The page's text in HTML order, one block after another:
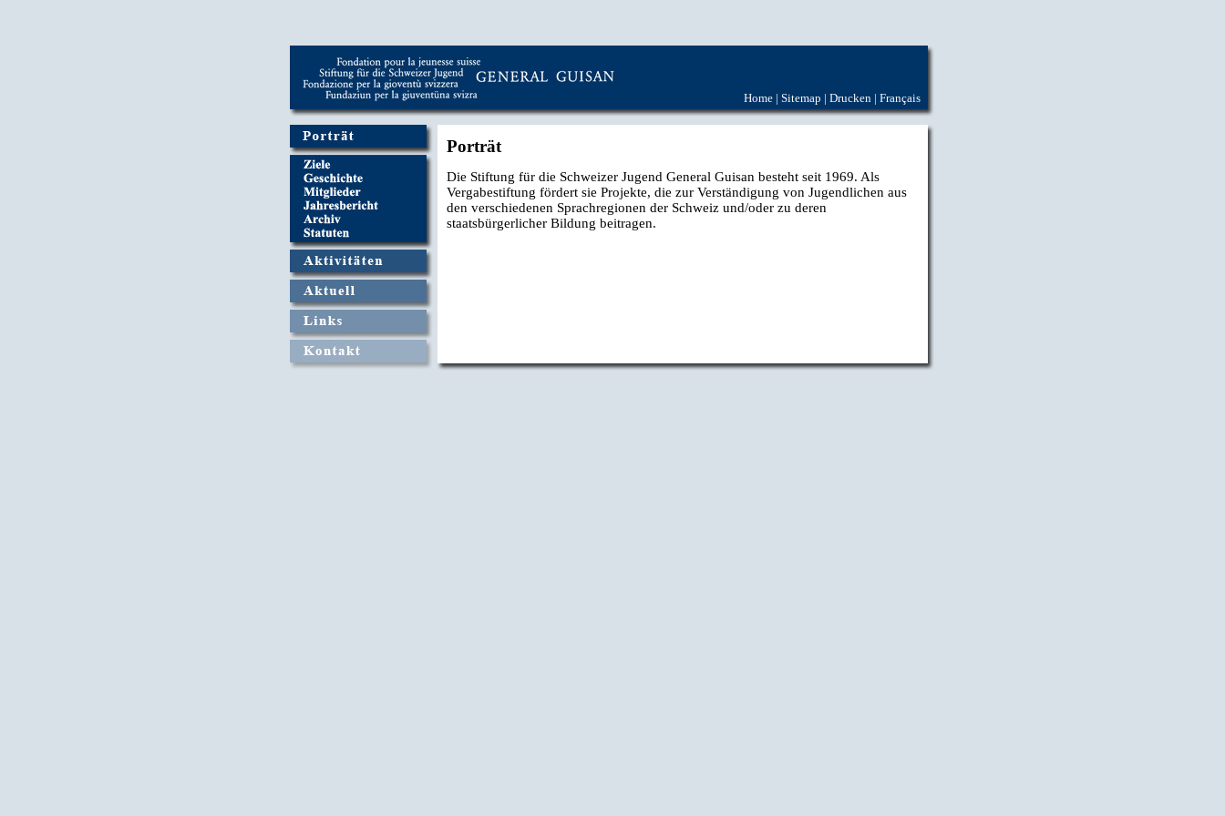
Home | Sitemap | Drucken | Français
Porträt
Die Stiftung für die Schweizer Jugend General Guisan besteht seit 1969. Als
Vergabestiftung fördert sie Projekte, die zur Verständigung von Jugendlichen aus
den verschiedenen Sprachregionen der Schweiz und/oder zu deren
staatsbürgerlicher Bildung beitragen.